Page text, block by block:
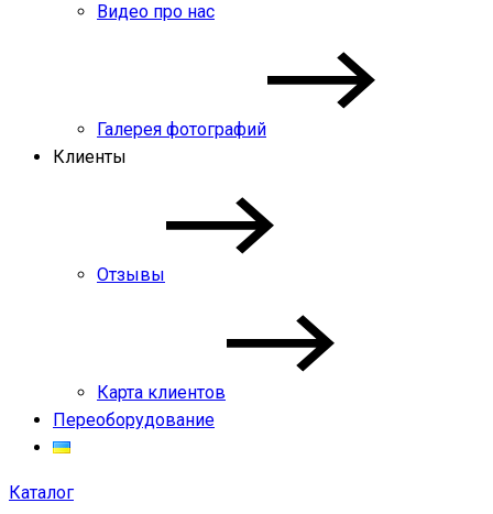
Видео про нас
Галерея фотографий
Клиенты
Отзывы
Карта клиентов
Переоборудование
Каталог